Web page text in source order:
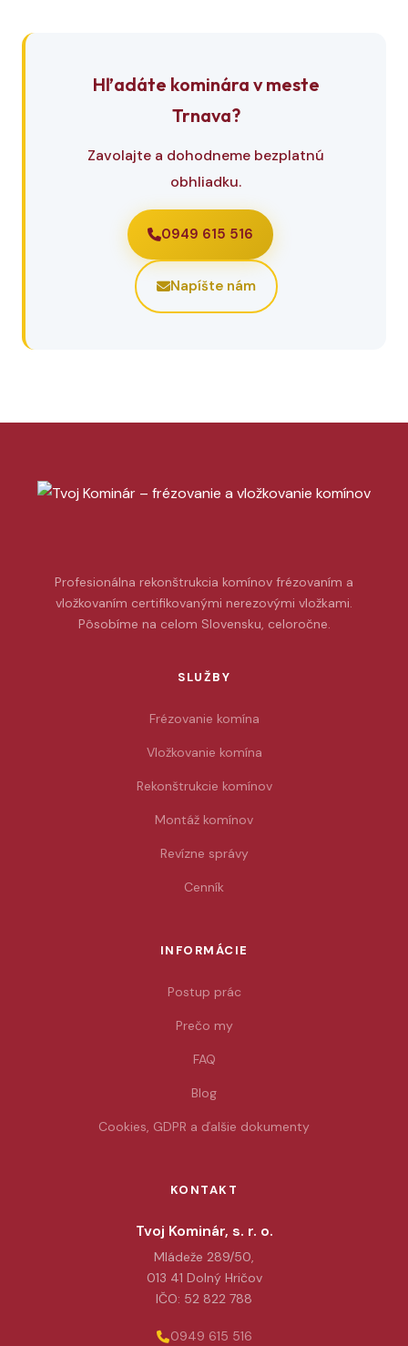
Hľadáte kominára v meste
Trnava?
Zavolajte a dohodneme bezplatnú
obhliadku.
0949 615 516
Napíšte nám
Profesionálna rekonštrukcia komínov frézovaním a
vložkovaním certifikovanými nerezovými vložkami.
Pôsobíme na celom Slovensku, celoročne.
SLUŽBY
Frézovanie komína
Vložkovanie komína
Rekonštrukcie komínov
Montáž komínov
Revízne správy
Cenník
INFORMÁCIE
Postup prác
Prečo my
FAQ
Blog
Cookies, GDPR a ďalšie dokumenty
KONTAKT
Tvoj Kominár, s. r. o.
Mládeže 289/50,
013 41 Dolný Hričov
IČO: 52 822 788
0949 615 516